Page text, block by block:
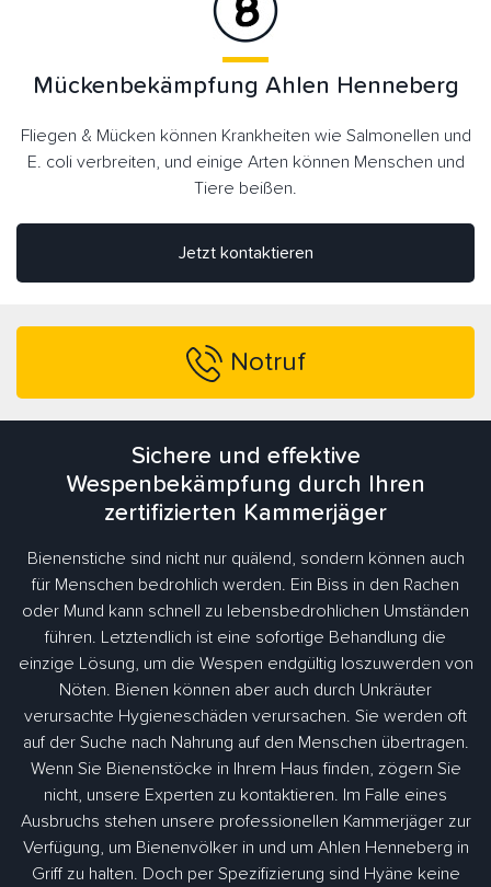
Jetzt kontaktieren
Mückenbekämpfung Ahlen Henneberg
Fliegen & Mücken können Krankheiten wie Salmonellen und
E. coli verbreiten, und einige Arten können Menschen und
Tiere beißen.
Notruf
Sichere und effektive
Wespenbekämpfung durch Ihren
zertifizierten Kammerjäger
Bienenstiche sind nicht nur quälend, sondern können auch
für Menschen bedrohlich werden. Ein Biss in den Rachen
oder Mund kann schnell zu lebensbedrohlichen Umständen
führen. Letztendlich ist eine sofortige Behandlung die
einzige Lösung, um die Wespen endgültig loszuwerden von
Nöten. Bienen können aber auch durch Unkräuter
verursachte Hygieneschäden verursachen. Sie werden oft
auf der Suche nach Nahrung auf den Menschen übertragen.
Wenn Sie Bienenstöcke in Ihrem Haus finden, zögern Sie
nicht, unsere Experten zu kontaktieren. Im Falle eines
Ausbruchs stehen unsere professionellen Kammerjäger zur
Verfügung, um Bienenvölker in und um Ahlen Henneberg in
Griff zu halten. Doch per Spezifizierung sind Hyäne keine